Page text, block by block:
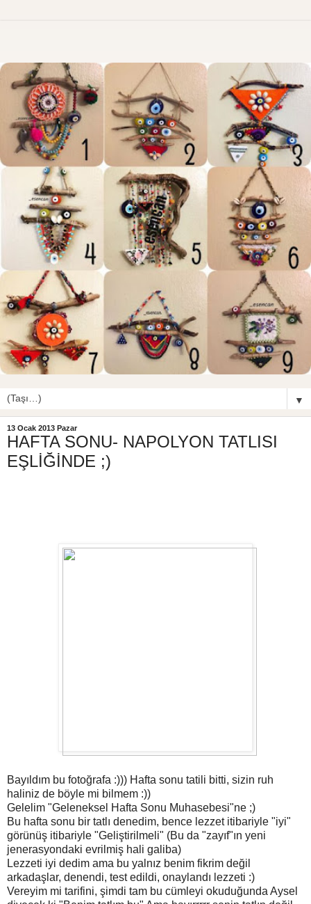
▼
13 Ocak 2013 Pazar
HAFTA SONU- NAPOLYON TATLISI
EŞLİĞİNDE ;)
Bayıldım bu fotoğrafa :))) Hafta sonu tatili bitti, sizin ruh
haliniz de böyle mi bilmem :))
Gelelim "Geleneksel Hafta Sonu Muhasebesi"ne ;)
Bu hafta sonu bir tatlı denedim, bence lezzet itibariyle "iyi"
görünüş itibariyle "Geliştirilmeli" (Bu da "zayıf"ın yeni
jenerasyondaki evrilmiş hali galiba)
Lezzeti iyi dedim ama bu yalnız benim fikrim değil
arkadaşlar, denendi, test edildi, onaylandı lezzeti :)
Vereyim mi tarifini, şimdi tam bu cümleyi okuduğunda Aysel